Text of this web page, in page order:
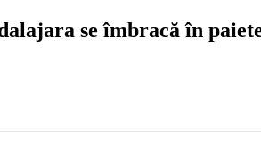
se îmbracă în